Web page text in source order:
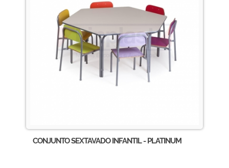
CONJUNTO SEXTAVADO INFANTIL - PLATINUM